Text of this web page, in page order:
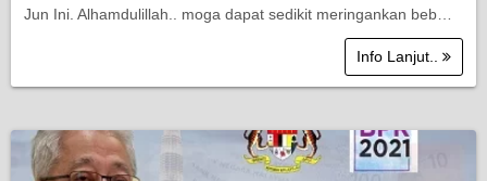
Jun Ini. Alhamdulillah.. moga dapat sedikit meringankan beb…
Info Lanjut..